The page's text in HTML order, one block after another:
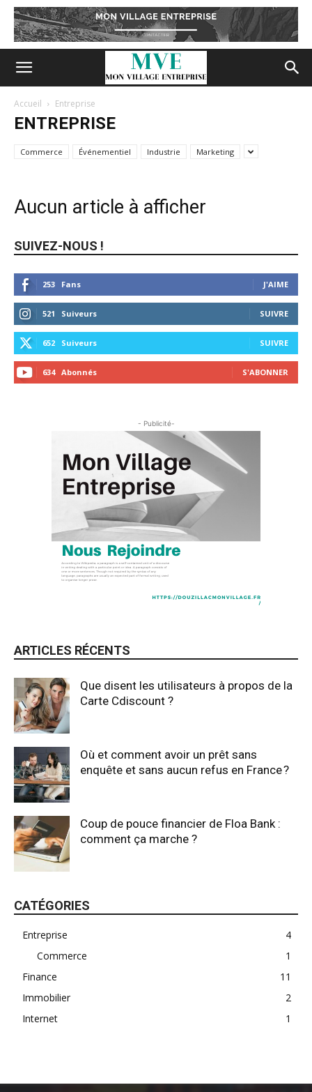
Accueil Entreprise
ENTREPRISE
Commerce Événementiel Industrie Marketing
Aucun article à afficher
SUIVEZ-NOUS !
253 Fans J'AIME
521 Suiveurs SUIVRE
652 Suiveurs SUIVRE
634 Abonnés S'ABONNER
- Publicité-
ARTICLES RÉCENTS
Que disent les utilisateurs à propos de la
Carte Cdiscount ?
Où et comment avoir un prêt sans
enquête et sans aucun refus en France ?
Coup de pouce financier de Floa Bank :
comment ça marche ?
CATÉGORIES
Entreprise
4
Commerce
1
Finance
11
Immobilier
2
Internet
1